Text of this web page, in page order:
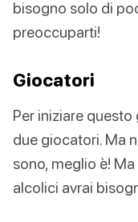
bisogno solo di
preoccuparti!
Giocatori
Per iniziare
due giocatori. Ma
sono, meglio è!
alcolici avrai